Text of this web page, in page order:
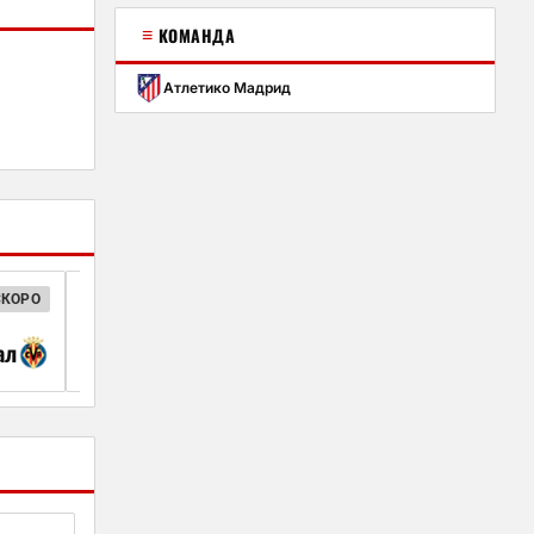
≡ КОМАНДА
Атлетико Мадрид